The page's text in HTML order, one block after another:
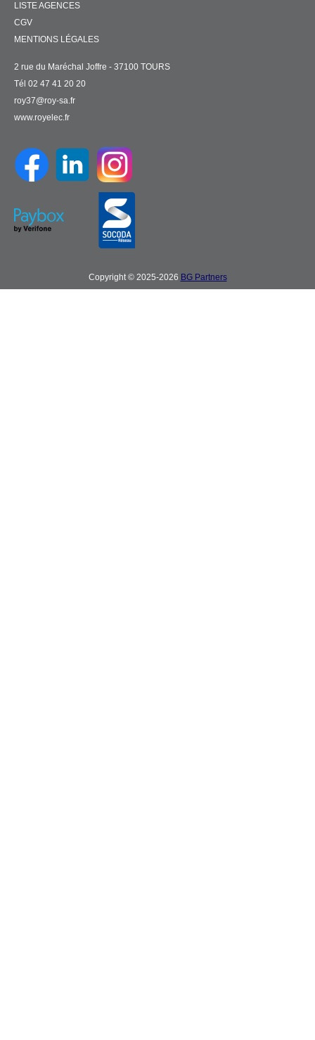
LISTE AGENCES
CGV
MENTIONS LÉGALES
2 rue du Maréchal Joffre - 37100 TOURS
Tél 02 47 41 20 20
roy37@roy-sa.fr
www.royelec.fr
Copyright © 2025-2026 BG Partners